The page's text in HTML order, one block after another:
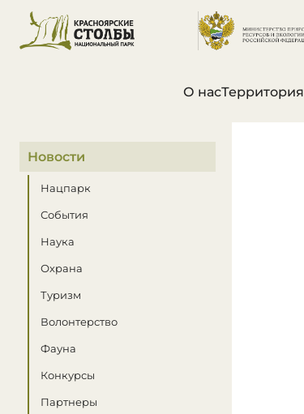
О насТерритория
В этом разделе
Новости
Нацпарк
События
Наука
Охрана
Туризм
Волонтерство
Фауна
Конкурсы
Партнеры